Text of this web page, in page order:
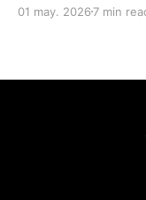
como principal
hermosos
01 may. 2026 7 min